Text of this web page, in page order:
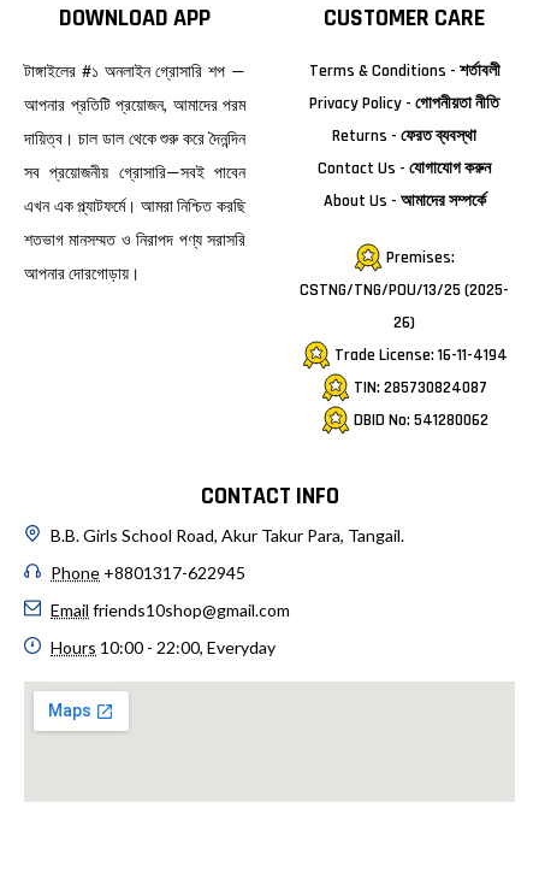
DOWNLOAD APP
টাঙ্গাইলের #১ অনলাইন গ্রোসারি শপ —
আপনার প্রতিটি প্রয়োজন, আমাদের পরম
দায়িত্ব। চাল ডাল থেকে শুরু করে দৈনন্দিন
সব প্রয়োজনীয় গ্রোসারি—সবই পাবেন
এখন এক প্ল্যাটফর্মে। আমরা নিশ্চিত করছি
শতভাগ মানসম্মত ও নিরাপদ পণ্য সরাসরি
আপনার দোরগোড়ায়।
CUSTOMER CARE
Terms & Conditions - শর্তাবলী
Privacy Policy - গোপনীয়তা নীতি
Returns - ফেরত ব্যবস্থা
Contact Us - যোগাযোগ করুন
About Us - আমাদের সম্পর্কে
Premises:
CSTNG/TNG/POU/13/25 (2025-
26)
Trade License: 16-11-4194
TIN: 285730824087
DBID No: 541280062
CONTACT INFO
B.B. Girls School Road, Akur Takur Para, Tangail.
Phone +8801317-622945
Email friends10shop@gmail.com
Hours 10:00 - 22:00, Everyday